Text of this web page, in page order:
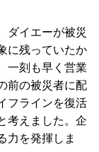
ダイエーが被災
に残っていたか
一刻も早く営業
前の被災者に配
フラインを復活
考えました。企
力を発揮しま